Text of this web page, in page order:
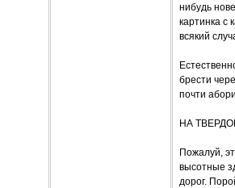
нибудь
картинка с
всякий
брести
почти
НА
Пожалуй,
высотные
дорог.